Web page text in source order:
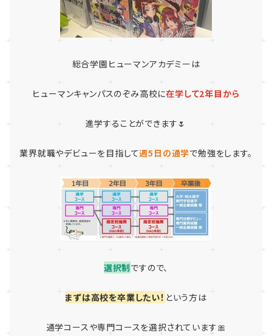
総合学園ヒューマンアカデミーは
ヒューマンキャンパスのぞみ高校に在学して2年目から
進学することができます🌷
業界就職やデビューを目指して週5日の通学で勉強をします。
選択制ですので、
まずは高校を卒業したい！ という方は
通学コースや専門コースを選択されています🎀